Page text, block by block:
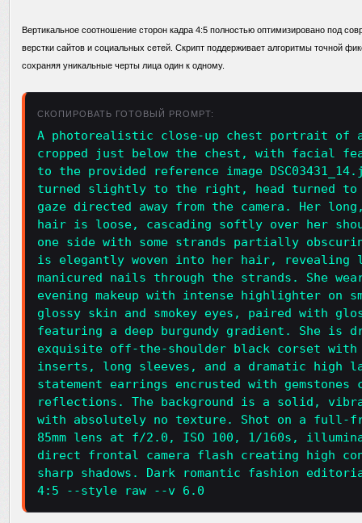
Вертикальное соотношение сторон кадра 4:5 полностью оптимизировано под
верстки сайтов и социальных сетей. Скрипт поддерживает алгоритмы точной
сохраняя уникальные черты лица один к одному.
СКОПИРОВАТЬ ГОТОВЫЙ PROMPT:
A photorealistic close-up chest portrait of a
cropped just below the chest, with facial
to the provided reference image
turned slightly to the right, head turned
gaze directed away from the camera. Her
hair is loose, cascading softly over her
one side with some strands partially
is elegantly woven into her hair, revealing
manicured nails through the strands. She
evening makeup with intense highlighter on
glossy skin and smokey eyes, paired with
featuring a deep burgundy gradient. She is
exquisite off-the-shoulder black corset
inserts, long sleeves, and a dramatic high
statement earrings encrusted with
reflections. The background is a solid,
with absolutely no texture. Shot on a full-
85mm lens at f/2.0, ISO 100, 1/160s,
direct frontal camera flash creating high
sharp shadows. Dark romantic fashion
4:5 --style raw --v 6.0